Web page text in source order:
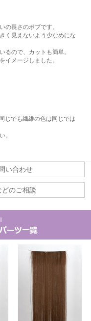
の長さのボブです。
く見えないよう少なめにな
るので、カットも簡単。
イメージしました。
じでも繊維の色は同じでは
。
い合わせ
のご相談